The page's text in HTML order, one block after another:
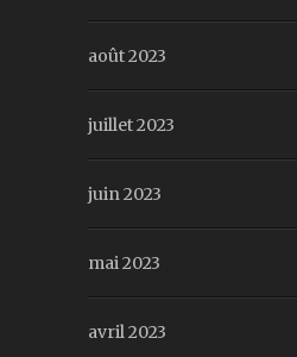
août 2023
juillet 2023
juin 2023
mai 2023
avril 2023